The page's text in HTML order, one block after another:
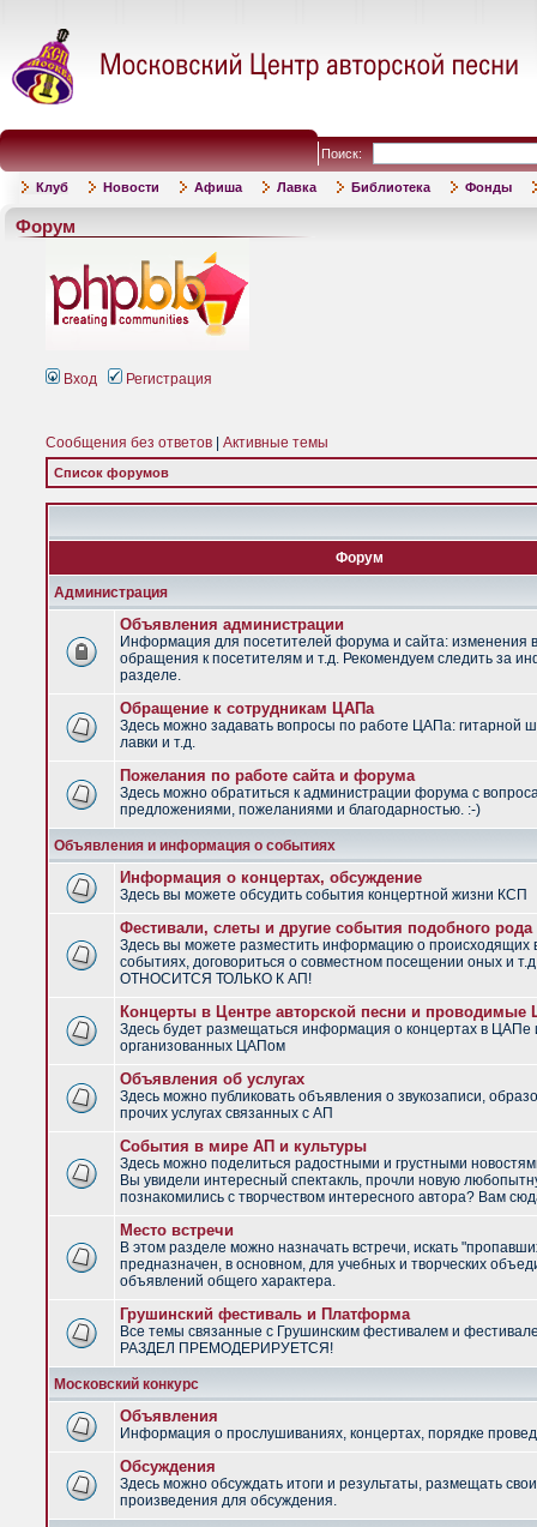
Поиск:
Клуб Новости Афиша Лавка Библиотека Фонды
Форум
Вход Регистрация
Сообщения без ответов Активные темы
Список форумов
Форум
Администрация
Объявления администрации
Информация для посетителей форума и сайта: изменения
обращения к посетителям и т.д. Рекомендуем следить за
разделе.
Обращение к сотрудникам ЦАПа
Здесь можно задавать вопросы по работе ЦАПа: гитарной
лавки и т.д.
Пожелания по работе сайта и форума
Здесь можно обратиться к администрации форума с
предложениями, пожеланиями и благодарностью. :-)
Объявления и информация о событиях
Информация о концертах, обсуждение
Здесь вы можете обсудить события концертной жизни КСП
Фестивали, слеты и другие события подобного рода
Здесь вы можете разместить информацию о
событиях, договориться о совместном посещении оных и
ОТНОСИТСЯ ТОЛЬКО К АП!
Концерты в Центре авторской песни и
Здесь будет размещаться информация о концертах в ЦАПе
организованных ЦАПом
Объявления об услугах
Здесь можно публиковать объявления о звукозаписи,
прочих услугах связанных с АП
События в мире АП и культуры
Здесь можно поделиться радостными и грустными
Вы увидели интересный спектакль, прочли новую
познакомились с творчеством интересного автора? Вам
Место встречи
В этом разделе можно назначать встречи, искать
предназначен, в основном, для учебных и творческих
объявлений общего характера.
Грушинский фестиваль и Платформа
Все темы связанные с Грушинским фестивалем и
РАЗДЕЛ ПРЕМОДЕРИРУЕТСЯ!
Московский конкурс
Объявления
Информация о прослушиваниях, концертах, порядке
Обсуждения
Здесь можно обсуждать итоги и результаты, размещать
произведения для обсуждения.